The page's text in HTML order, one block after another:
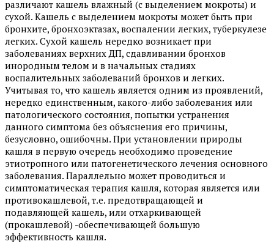
различают кашель влажный (с выделением мокроты) и
сухой. Кашель с выделением мокроты может быть при
бронхите, бронхоэктазах, воспалении легких, туберкулезе
легких. Сухой кашель нередко возникает при
заболеваниях верхних ДП, сдавливании бронхов
инородным телом и в начальных стадиях
воспалительных заболеваний бронхов и легких.
Учитывая то, что кашель является одним из проявлений,
нередко единственным, какого-либо заболевания или
патологического состояния, попытки устранения
данного симптома без объяснения его причины,
безусловно, ошибочны. При установлении природы
кашля в первую очередь необходимо проведение
этиотропного или патогенетического лечения основного
заболевания. Параллельно может проводиться и
симптоматическая терапия кашля, которая является или
противокашлевой, т.е. предотвращающей и
подавляющей кашель, или отхаркивающей
(прокашлевой) -обеспечивающей большую
эффективность кашля.